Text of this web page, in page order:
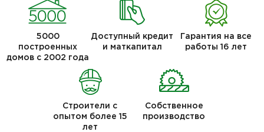
5000
построенных
домов с 2002 года
Доступный кредит
и маткапитал
Гарантия на все
работы 16 лет
Строители с
опытом более 15
лет
Собственное
производство